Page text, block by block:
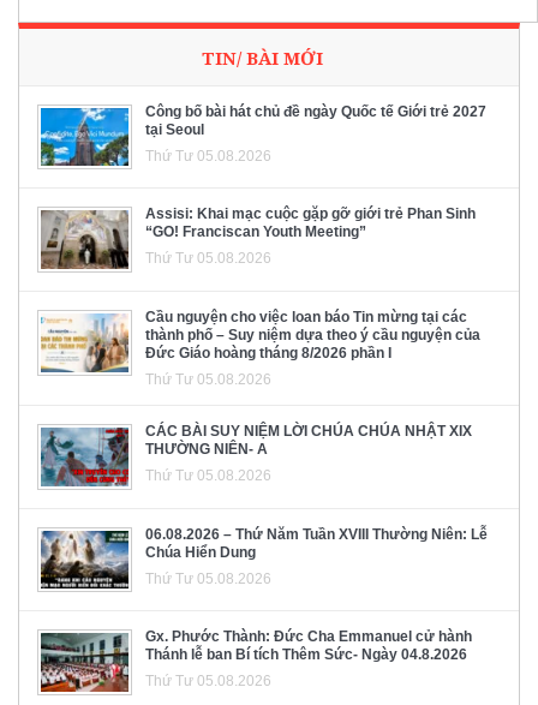
TIN/ BÀI MỚI
Công bố bài hát chủ đề ngày Quốc tế Giới trẻ 2027
tại Seoul
Thứ Tư 05.08.2026
Assisi: Khai mạc cuộc gặp gỡ giới trẻ Phan Sinh
“GO! Franciscan Youth Meeting”
Thứ Tư 05.08.2026
Cầu nguyện cho việc loan báo Tin mừng tại các
thành phố – Suy niệm dựa theo ý cầu nguyện của
Đức Giáo hoàng tháng 8/2026 phần I
Thứ Tư 05.08.2026
CÁC BÀI SUY NIỆM LỜI CHÚA CHÚA NHẬT XIX
THƯỜNG NIÊN- A
Thứ Tư 05.08.2026
06.08.2026 – Thứ Năm Tuần XVIII Thường Niên: Lễ
Chúa Hiển Dung
Thứ Tư 05.08.2026
Gx. Phước Thành: Đức Cha Emmanuel cử hành
Thánh lễ ban Bí tích Thêm Sức- Ngày 04.8.2026
Thứ Tư 05.08.2026